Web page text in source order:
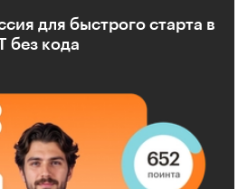
для быстрого старта в
без кода